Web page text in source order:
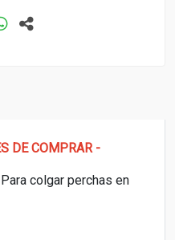
DE COMPRAR -
colgar perchas en